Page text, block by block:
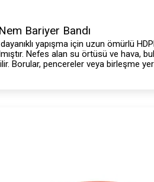
Bariyer Bandı
yapışma için uzun ömürlü
Nefes alan su örtüsü ve hava,
Borular, pencereler veya birleşme
hasarlı onarımlar veya iyileştirmeler